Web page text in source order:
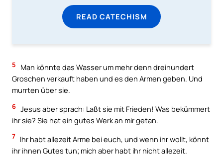
READ CATECHISM
5
Man könnte das Wasser um mehr denn dreihundert
Groschen verkauft haben und es den Armen geben. Und
murrten über sie.
6 Jesus aber sprach: Laßt sie mit Frieden! Was bekümmert
ihr sie? Sie hat ein gutes Werk an mir getan.
7 Ihr habt allezeit Arme bei euch, und wenn ihr wollt, könnt
ihr ihnen Gutes tun; mich aber habt ihr nicht allezeit.